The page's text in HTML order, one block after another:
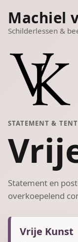
Machiel
Schilderlessen &
STATEMENT &
Statement en
overkoepelend
Vrije Kunst